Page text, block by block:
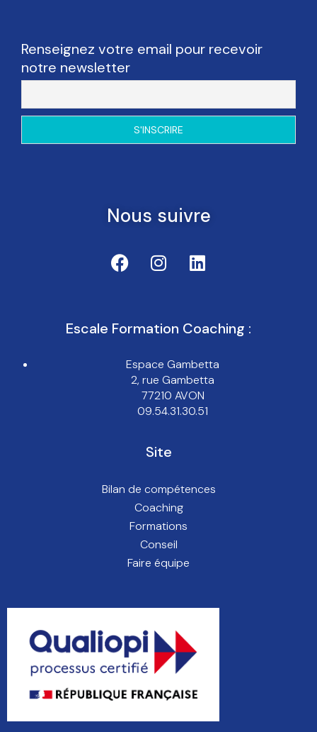
Renseignez votre email pour recevoir
notre newsletter
Nous suivre
Escale Formation Coaching :
Espace Gambetta
2, rue Gambetta
77210 AVON
09.54.31.30.51
Site
Bilan de compétences
Coaching
Formations
Conseil
Faire équipe